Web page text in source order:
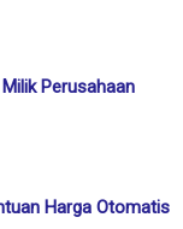
Perusahaan
Harga Otomatis